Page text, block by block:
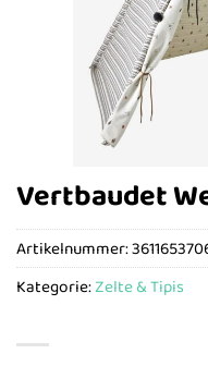
Vertbaudet
Artikelnummer:
Kategorie:Zelte & Tipis